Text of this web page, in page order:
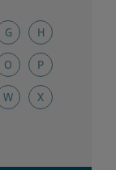
G H
O P
W X